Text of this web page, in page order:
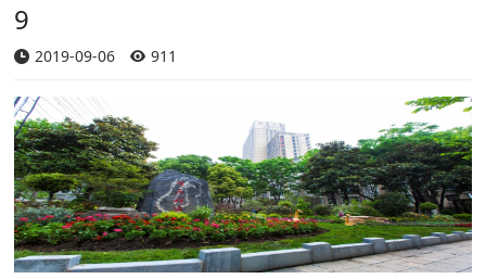
9
2019-09-06 911